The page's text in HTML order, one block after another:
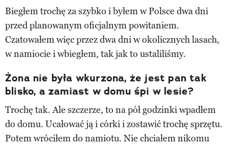
Biegłem trochę za szybko i byłem w Polsce dwa dni
przed planowanym oficjalnym powitaniem.
Czatowałem więc przez dwa dni w okolicznych lasach,
w namiocie i wbiegłem, tak jak to ustaliliśmy.
Żona nie była wkurzona, że jest pan tak
blisko, a zamiast w domu śpi w lesie?
Trochę tak. Ale szczerze, to na pół godzinki wpadłem
do domu. Ucałować ją i córki i zostawić trochę sprzętu.
Potem wróciłem do namiotu. Nie chciałem nikomu